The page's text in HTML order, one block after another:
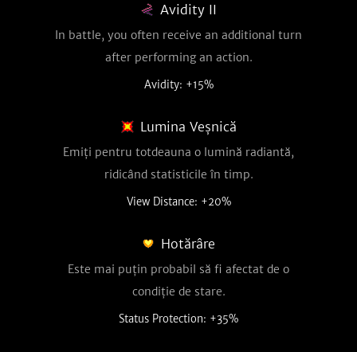
Avidity II
In battle, you often receive an additional turn
after performing an action.
Avidity: +15%
Lumina Veșnică
Emiți pentru totdeauna o lumină radiantă,
ridicând statisticile în timp.
View Distance: +20%
Hotărâre
Este mai puțin probabil să fi afectat de o
condiție de stare.
Status Protection: +35%